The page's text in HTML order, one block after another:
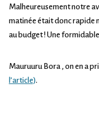
Malheureusement notre
matinée était donc rapide
au budget ! Une
Mauruuru Bora , on en a
l’article).